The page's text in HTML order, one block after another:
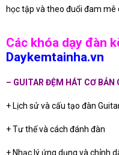
học tập và theo đuổi đam mê
Các khóa dạy đàn
Daykemtainha.vn
– GUITAR ĐỆM HÁT CƠ BẢN
+ Lịch sử và cấu tạo đàn
+ Tư thế và cách đánh đàn
+ Nhạc lý ứng dụng và chỉnh